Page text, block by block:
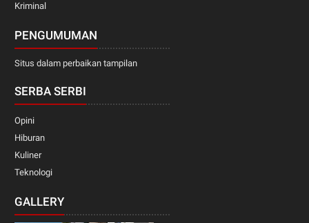
Kriminal
PENGUMUMAN
Situs dalam perbaikan tampilan
SERBA SERBI
Opini
Hiburan
Kuliner
Teknologi
GALLERY